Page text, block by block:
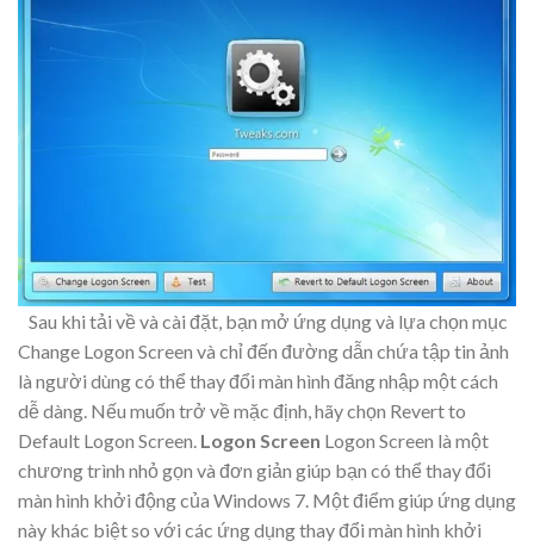
Sau khi tải về và cài đặt, bạn mở ứng dụng và lựa chọn mục
Change Logon Screen và chỉ đến đường dẫn chứa tập tin ảnh
là người dùng có thể thay đổi màn hình đăng nhập một cách
dễ dàng. Nếu muốn trở về mặc định, hãy chọn Revert to
Default Logon Screen. Logon Screen Logon Screen là một
chương trình nhỏ gọn và đơn giản giúp bạn có thể thay đổi
màn hình khởi động của Windows 7. Một điểm giúp ứng dụng
này khác biệt so với các ứng dụng thay đổi màn hình khởi